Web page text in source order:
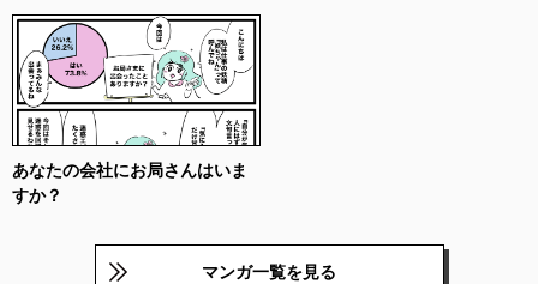
あなたの会社にお局さんはいま
すか？
マンガ一覧を見る